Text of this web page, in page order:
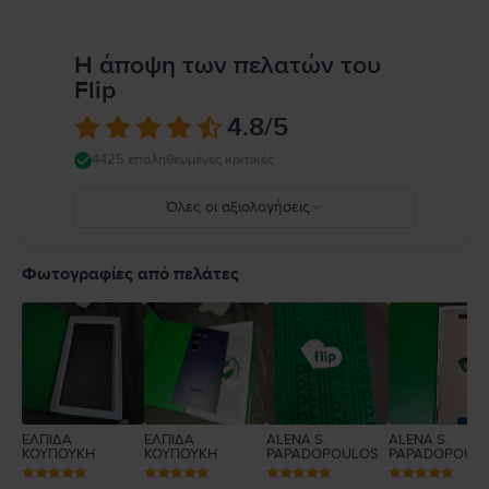
Η άποψη των πελατών του
Flip
4.8/5
4425 επαληθευμένες κριτικές
Όλες οι αξιολογήσεις
4
Φωτογραφίες από πελάτες
ΕΛΠΙΔΑ
ΚΟΥΠΟΥΚΗ
ΕΛΠΙΔΑ
ΚΟΥΠΟΥΚΗ
ALENA S.
PAPADOPOULOS
ALENA S.